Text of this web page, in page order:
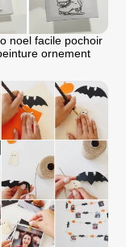
noel facile pochoir
ornement